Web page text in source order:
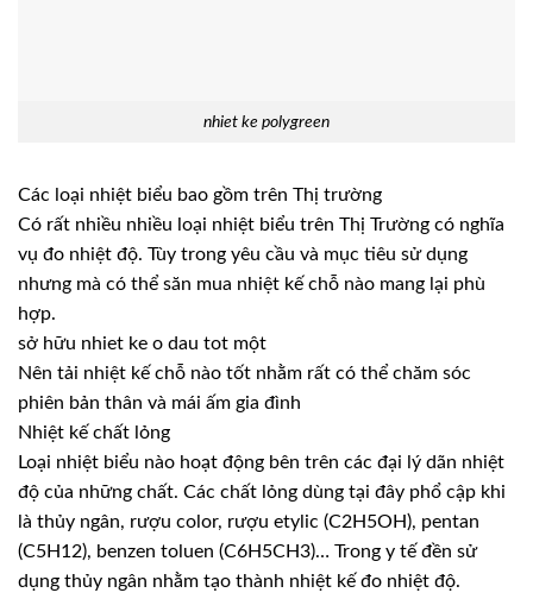
nhiet ke polygreen
Các loại nhiệt biểu bao gồm trên Thị trường
Có rất nhiều nhiều loại nhiệt biểu trên Thị Trường có nghĩa
vụ đo nhiệt độ. Tùy trong yêu cầu và mục tiêu sử dụng
nhưng mà có thể săn mua nhiệt kế chỗ nào mang lại phù
hợp.
sở hữu nhiet ke o dau tot một
Nên tải nhiệt kế chỗ nào tốt nhằm rất có thể chăm sóc
phiên bản thân và mái ấm gia đình
Nhiệt kế chất lỏng
Loại nhiệt biểu nào hoạt động bên trên các đại lý dãn nhiệt
độ của những chất. Các chất lỏng dùng tại đây phổ cập khi
là thủy ngân, rượu color, rượu etylic (C2H5OH), pentan
(C5H12), benzen toluen (C6H5CH3)… Trong y tế đền sử
dụng thủy ngân nhằm tạo thành nhiệt kế đo nhiệt độ.